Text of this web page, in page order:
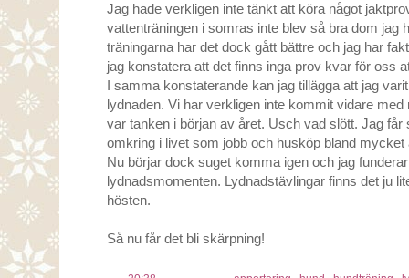
Jag hade verkligen inte tänkt att köra något
vattenträningen i somras inte blev så bra dom jag
träningarna har det dock gått bättre och jag har
jag konstatera att det finns inga prov kvar för oss
I samma konstaterande kan jag tillägga att jag
lydnaden. Vi har verkligen inte kommit vidare
var tanken i början av året. Usch vad slött. Jag får
omkring i livet som jobb och husköp bland mycket
Nu börjar dock suget komma igen och jag
lydnadsmomenten. Lydnadstävlingar finns det ju
hösten.
Så nu får det bli skärpning!